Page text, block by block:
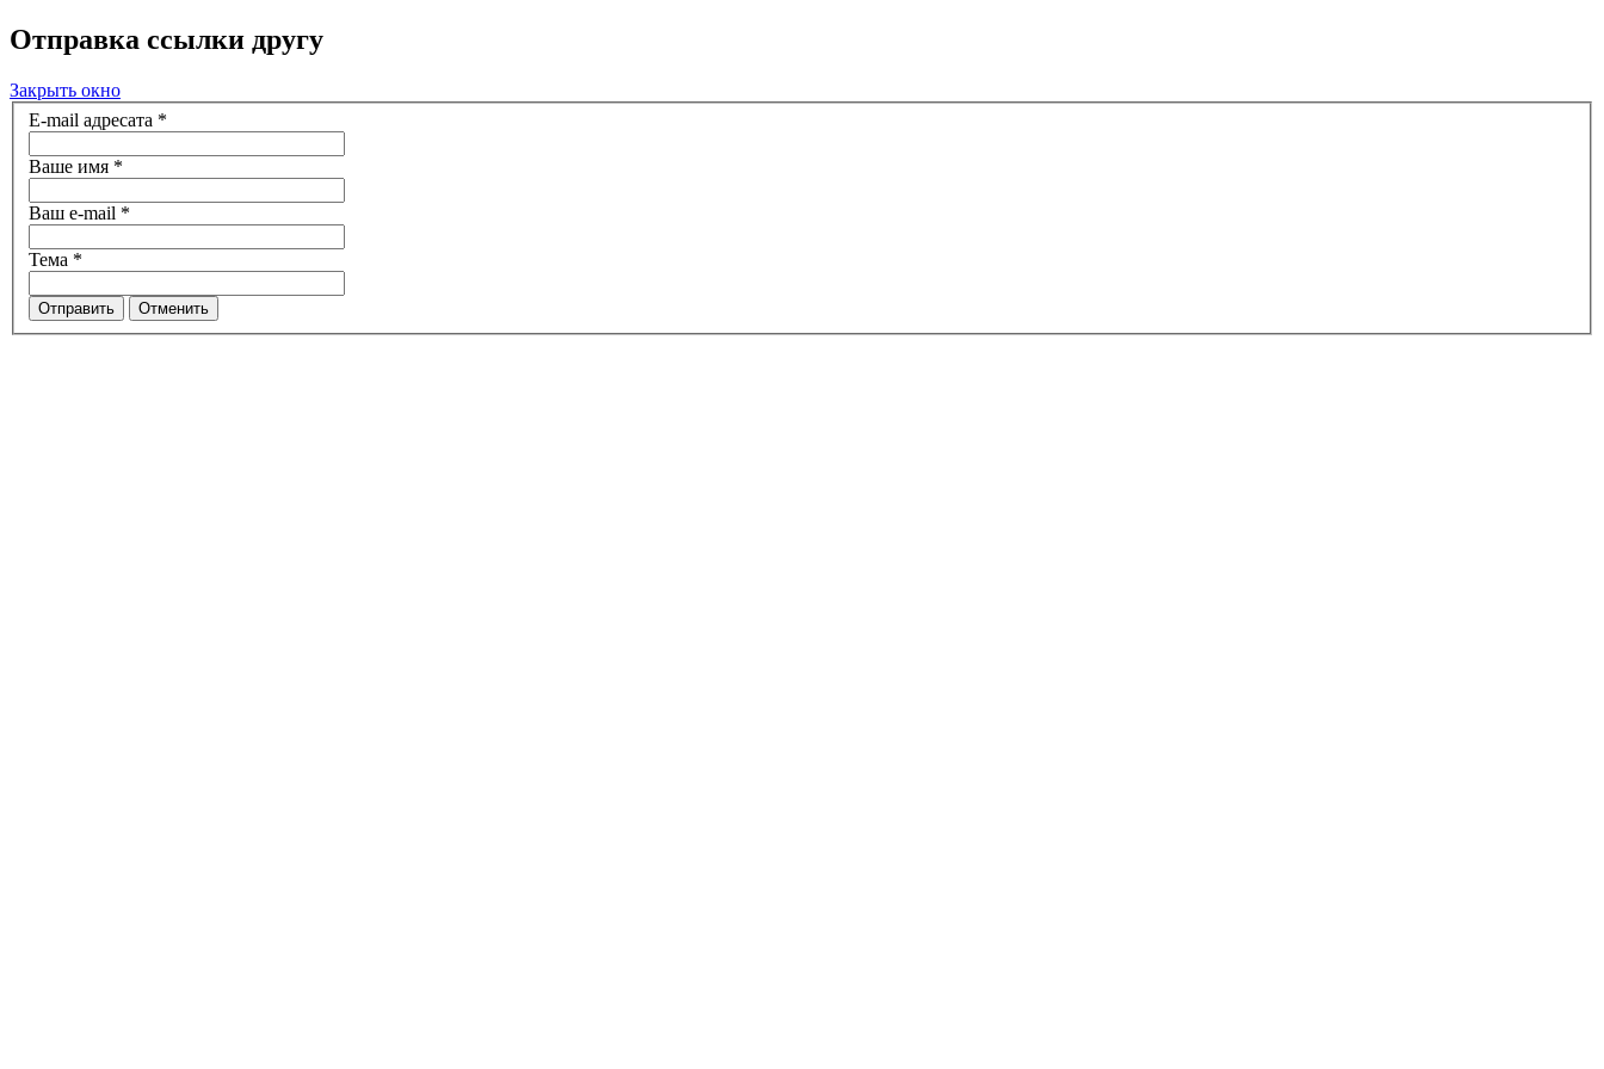
Отправка ссылки другу
Закрыть окно
E-mail адресата *
Ваше имя *
Ваш e-mail *
Тема *
Отправить Отменить